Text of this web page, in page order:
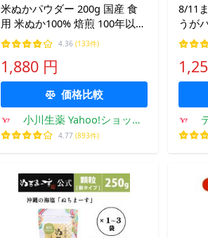
米ぬかパウダー 200g 国産 食
用 米ぬか100% 焙煎 100年以上
続く生薬会社 小川生薬 食べる
米ぬか こめぬか 粉末 食物繊維
使い方 レシピ 料理 味噌汁 お
菓子作り
4.36 (133件)
1,880 円
価格比較
小川生薬 Yahoo!ショッピ
ング店
4.77 (893件)
8/11
うがパ
産 シ
イン
ト利